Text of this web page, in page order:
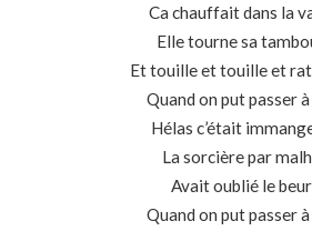
Ca chauffait dans la
Elle tourne sa
Et touille et touille et
Quand on put passer
Hélas c’était
La sorcière par
Avait oublié le
Quand on put passer